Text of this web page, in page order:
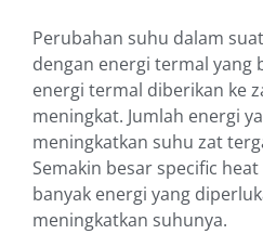
Perubahan suhu dalam
dengan energi termal yang
energi termal diberikan ke
meningkat. Jumlah energi
meningkatkan suhu zat
Semakin besar specific
banyak energi yang
meningkatkan suhunya.